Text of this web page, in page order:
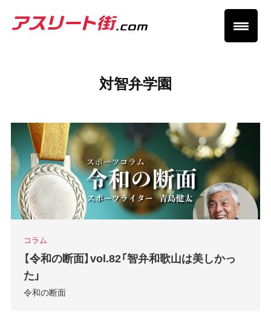
対智弁学園
コラム
【令和の断面】vol.82「智弁和歌山は美しかっ
た」
令和の断面